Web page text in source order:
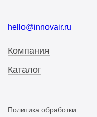
hello@innovair.ru
Компания
Каталог
Политика обработки